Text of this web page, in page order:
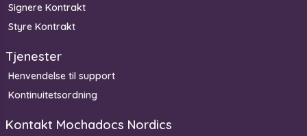
Signere Kontrakt
Styre Kontrakt
Tjenester
Henvendelse til support
Kontinuitetsordning
Kontakt Mochadocs Nordics